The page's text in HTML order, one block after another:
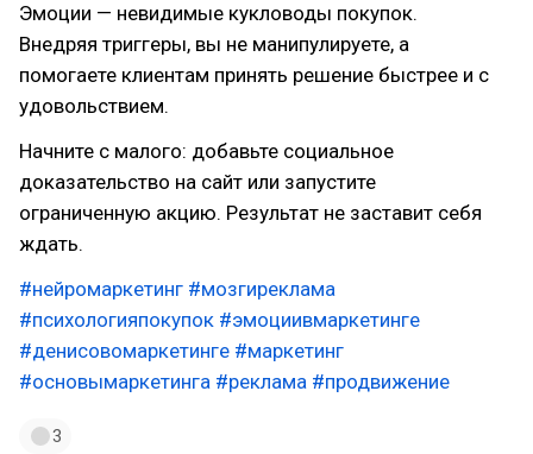
Эмоции — невидимые кукловоды покупок.
Внедряя триггеры, вы не манипулируете, а
помогаете клиентам принять решение быстрее и с
удовольствием.
Начните с малого: добавьте социальное
доказательство на сайт или запустите
ограниченную акцию. Результат не заставит себя
ждать.
#нейромаркетинг #мозгиреклама
#психологияпокупок #эмоциивмаркетинге
#денисовомаркетинге #маркетинг
#основымаркетинга #реклама #продвижение
3